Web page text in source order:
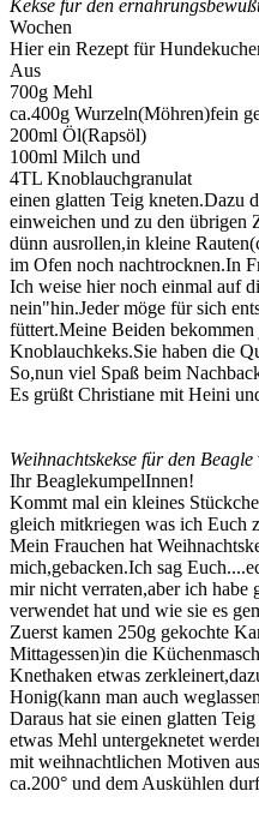
Kekse für den
Wochen
Hier ein Rezept für
Aus
700g Mehl
ca.400g Wurzeln(Möhren)fein
200ml Öl(Rapsöl)
100ml Milch und
4TL Knoblauchgranulat
einen glatten Teig kneten.Dazu
einweichen und zu den übrigen
dünn ausrollen,in kleine
im Ofen noch nachtrocknen.In
Ich weise hier noch einmal auf
nein"hin.Jeder möge für sich
füttert.Meine Beiden bekommen
Knoblauchkeks.Sie haben die
So,nun viel Spaß beim
Es grüßt Christiane mit Heini
Weihnachtskekse für den Beagle
Ihr BeaglekumpelInnen!
Kommt mal ein kleines
gleich mitkriegen was ich Euch
Mein Frauchen hat
mich,gebacken.Ich sag
mir nicht verraten,aber ich habe
verwendet hat und wie sie es
Zuerst kamen 250g gekochte
Mittagessen)in die
Knethaken etwas
Honig(kann man auch
Daraus hat sie einen glatten
etwas Mehl untergeknetet
mit weihnachtlichen Motiven
ca.200° und dem Auskühlen